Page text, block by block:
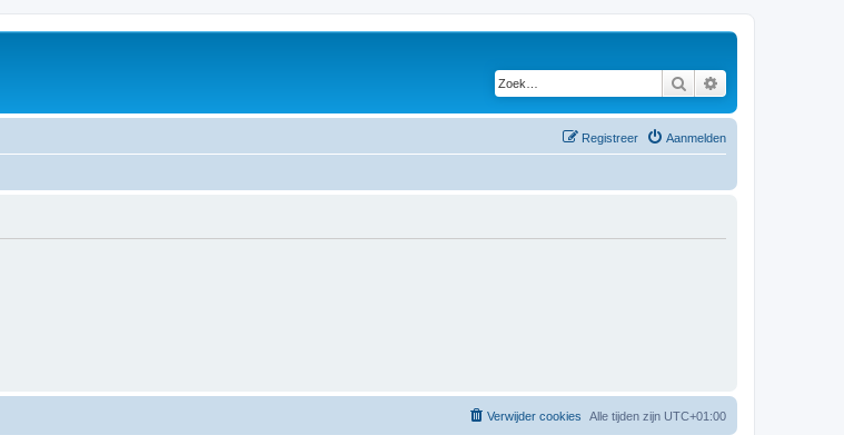
Zoek
Aanmelden
Registreer
Alle tijden zijn UTC+01:00
Verwijder cookies